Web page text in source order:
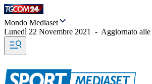
Mondo Mediaset
Lunedì 22 Novembre 2021
- Aggiornato alle